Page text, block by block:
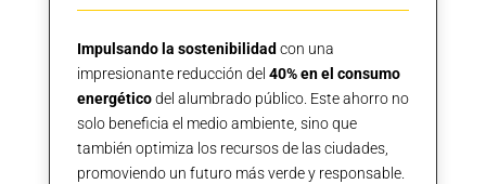
Impulsando la sostenibilidad con una
impresionante reducción del 40% en el consumo
energéticodel alumbrado público. Este ahorro no
solo beneficia el medio ambiente, sino que
también optimiza los recursos de las ciudades,
promoviendo un futuro más verde y responsable.